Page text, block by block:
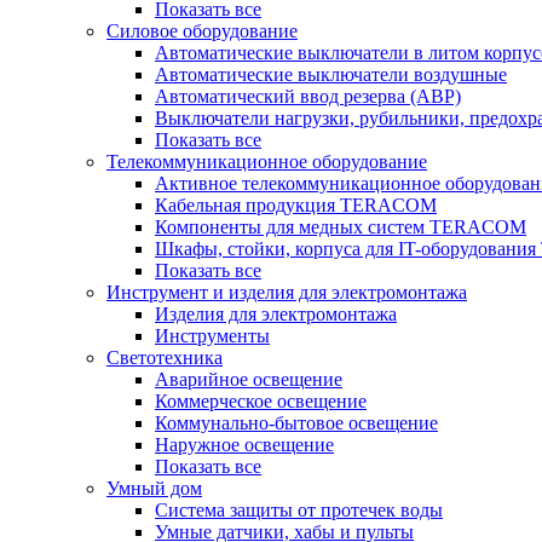
Показать все
Силовое оборудование
Автоматические выключатели в литом
Автоматические выключатели воздушные
Автоматический ввод резерва (АВР)
Выключатели нагрузки, рубильники,
Показать все
Телекоммуникационное оборудование
Активное телекоммуникационное
Кабельная продукция TERACOM
Компоненты для медных систем TERACOM
Шкафы, стойки, корпуса для IT-
Показать все
Инструмент и изделия для электромонтажа
Изделия для электромонтажа
Инструменты
Светотехника
Аварийное освещение
Коммерческое освещение
Коммунально-бытовое освещение
Наружное освещение
Показать все
Умный дом
Система защиты от протечек воды
Умные датчики, хабы и пульты